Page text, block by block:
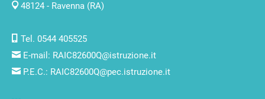
48124 - Ravenna (RA)
Tel. 0544 405525
E-mail: RAIC82600Q@istruzione.it
P.E.C.: RAIC82600Q@pec.istruzione.it